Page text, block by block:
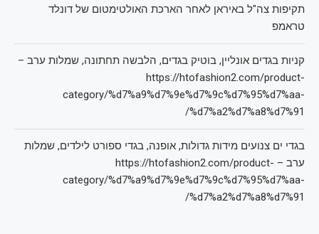
תקיפות צה"ל באיראן לאחר הארכת האולטימטום של דונלד
טראמפ
קניות בגדים אונליין, בוטיק בגדים, הלבשה תחתונה, שמלות ערב –
https://htofashion2.com/product-
category/%d7%a9%d7%9e%d7%9c%d7%95%d7%aa-
%d7%a2%d7%a8%d7%91/
בגדי ים צנועים מידות גדולות, אופנה, בגדי ספורט לילדים, שמלות
ערב – https://htofashion2.com/product-
category/%d7%a9%d7%9e%d7%9c%d7%95%d7%aa-
%d7%a2%d7%a8%d7%91/